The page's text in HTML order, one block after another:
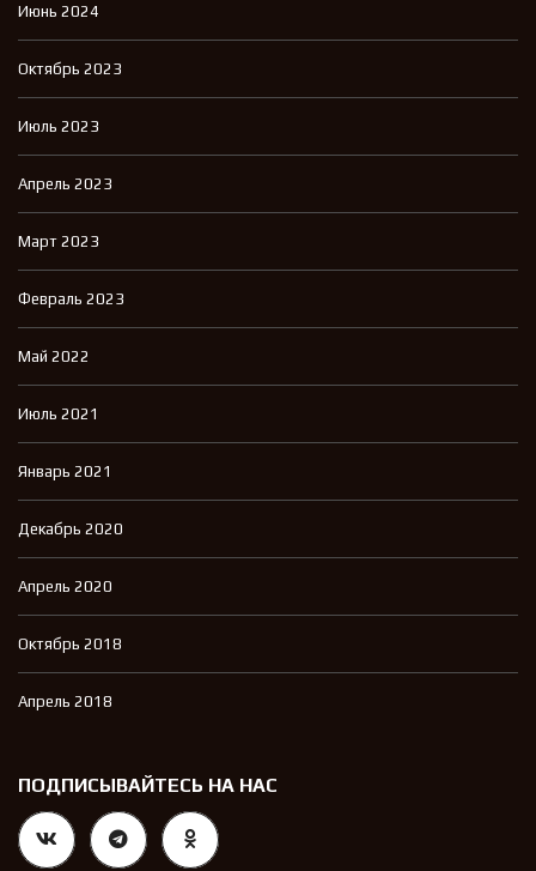
Июнь 2024
Октябрь 2023
Июль 2023
Апрель 2023
Март 2023
Февраль 2023
Май 2022
Июль 2021
Январь 2021
Декабрь 2020
Апрель 2020
Октябрь 2018
Апрель 2018
ПОДПИСЫВАЙТЕСЬ НА НАС